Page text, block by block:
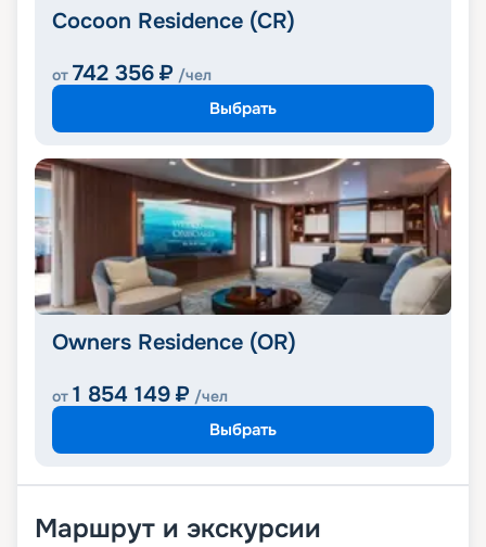
Cocoon Residence (CR)
от 742 356 ₽ /чел
Выбрать
Owners Residence (OR)
от 1 854 149 ₽ /чел
Выбрать
Маршрут и экскурсии